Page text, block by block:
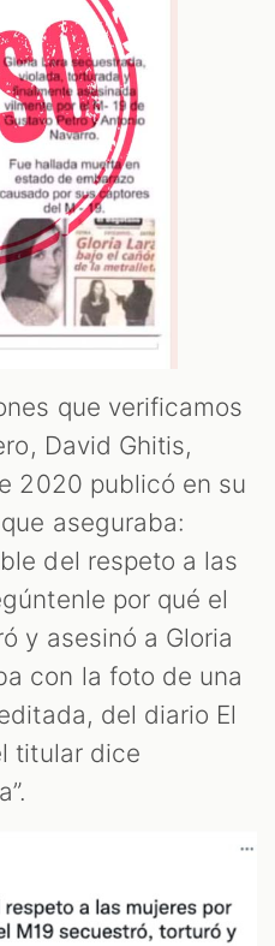
que verificamos
David Ghitis,
2020 publicó en su
aseguraba:
del respeto a las
por qué el
y asesinó a Gloria
con la foto de una
del diario El
titular dice